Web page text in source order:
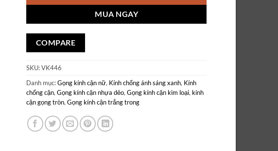
MUA NGAY
COMPARE
SKU:VK446
Danh mục:Gọng kính cận nữ, Kính chống ánh sáng xanh, Kính
chống cận,Gọng kính cận nhựa dẻo,Gọng kính cận kim loại, kính
cận gọng tròn,Gọng kính cận trắng trong